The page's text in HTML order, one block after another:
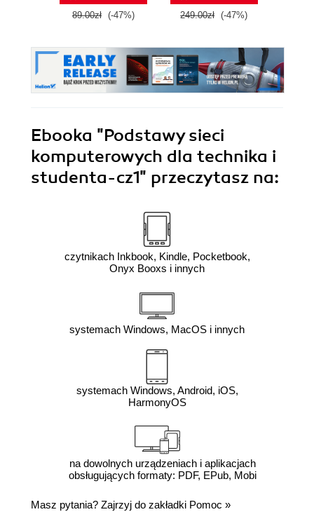
89.00zł (-47%) 249.00zł (-47%)
Ebooka "Podstawy sieci
komputerowych dla technika i
studenta-cz1" przeczytasz na:
czytnikach Inkbook, Kindle, Pocketbook,
Onyx Booxs i innych
systemach Windows, MacOS i innych
systemach Windows, Android, iOS,
HarmonyOS
na dowolnych urządzeniach i aplikacjach
obsługujących formaty: PDF, EPub, Mobi
Masz pytania? Zajrzyj do zakładki Pomoc »